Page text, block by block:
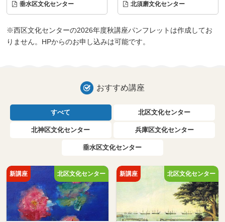
垂水区文化センター 北須磨文化センター
※西区文化センターの2026年度秋講座パンフレットは作成してお
りません。HPからのお申し込みは可能です。
おすすめ講座
すべて 北区文化センター
北神区文化センター 兵庫区文化センター
垂水区文化センター